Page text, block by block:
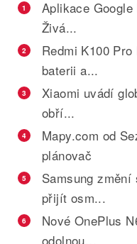
1
Aplikace
Živá...
2
Redmi K100
baterii a...
3
Xiaomi uvádí
obří...
4
Mapy.com od
plánovač
5
Samsung
přijít osm...
6
Nové OnePlus
odolnou...